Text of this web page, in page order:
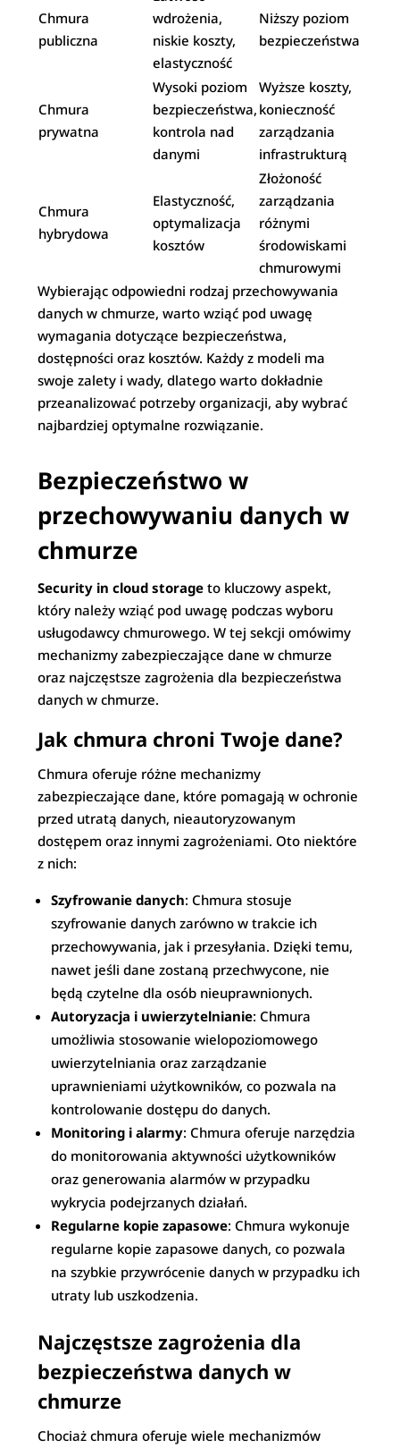
Chmura
publiczna
wdrożenia,
niskie koszty,
elastyczność
Niższy poziom
bezpieczeństwa
Chmura
prywatna
Wysoki poziom
bezpieczeństwa,
kontrola nad
danymi
Wyższe koszty,
konieczność
zarządzania
infrastrukturą
Chmura
hybrydowa
Elastyczność,
optymalizacja
kosztów
Złożoność
zarządzania
różnymi
środowiskami
chmurowymi
Wybierając odpowiedni rodzaj przechowywania
danych w chmurze, warto wziąć pod uwagę
wymagania dotyczące bezpieczeństwa,
dostępności oraz kosztów. Każdy z modeli ma
swoje zalety i wady, dlatego warto dokładnie
przeanalizować potrzeby organizacji, aby wybrać
najbardziej optymalne rozwiązanie.
Bezpieczeństwo w
przechowywaniu danych w
chmurze
Security in cloud storage to kluczowy aspekt,
który należy wziąć pod uwagę podczas wyboru
usługodawcy chmurowego. W tej sekcji omówimy
mechanizmy zabezpieczające dane w chmurze
oraz najczęstsze zagrożenia dla bezpieczeństwa
danych w chmurze.
Jak chmura chroni Twoje dane?
Chmura oferuje różne mechanizmy
zabezpieczające dane, które pomagają w ochronie
przed utratą danych, nieautoryzowanym
dostępem oraz innymi zagrożeniami. Oto niektóre
z nich:
Szyfrowanie danych: Chmura stosuje
szyfrowanie danych zarówno w trakcie ich
przechowywania, jak i przesyłania. Dzięki temu,
nawet jeśli dane zostaną przechwycone, nie
będą czytelne dla osób nieuprawnionych.
Autoryzacja i uwierzytelnianie: Chmura
umożliwia stosowanie wielopoziomowego
uwierzytelniania oraz zarządzanie
uprawnieniami użytkowników, co pozwala na
kontrolowanie dostępu do danych.
Monitoring i alarmy: Chmura oferuje narzędzia
do monitorowania aktywności użytkowników
oraz generowania alarmów w przypadku
wykrycia podejrzanych działań.
Regularne kopie zapasowe: Chmura wykonuje
regularne kopie zapasowe danych, co pozwala
na szybkie przywrócenie danych w przypadku ich
utraty lub uszkodzenia.
Najczęstsze zagrożenia dla
bezpieczeństwa danych w
chmurze
Chociaż chmura oferuje wiele mechanizmów